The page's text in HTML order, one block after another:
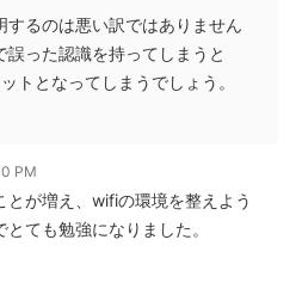
するのは悪い訳ではありません
誤った認識を持ってしまうと
トとなってしまうでしょう。
PM
とが増え、wifiの環境を整えよう
ても勉強になりました。